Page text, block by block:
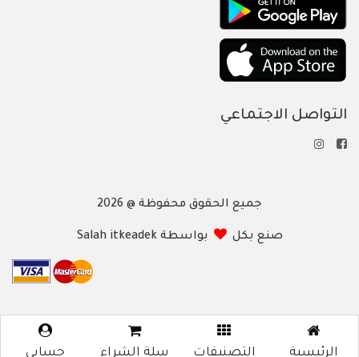
الرئيسية التصنيفات سلة الشراء حسابي
التواصل الاجتماعي
جميع الحقوق محفوظة @ 2026
صنع بكل بواسطة Salah itkeadek